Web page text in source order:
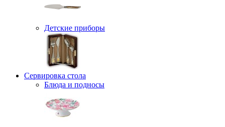
Детские приборы
Сервировка стола
Блюда и подносы